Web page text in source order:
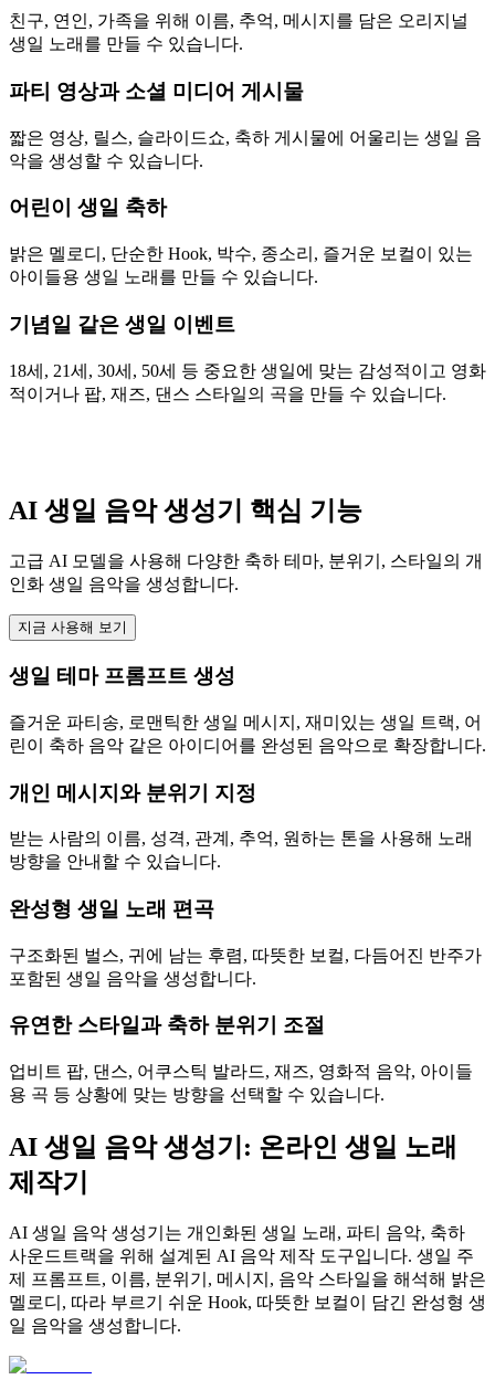
친구, 연인, 가족을 위해 이름, 추억, 메시지를 담은 오리지널
생일 노래를 만들 수 있습니다.
파티 영상과 소셜 미디어 게시물
짧은 영상, 릴스, 슬라이드쇼, 축하 게시물에 어울리는 생일 음
악을 생성할 수 있습니다.
어린이 생일 축하
밝은 멜로디, 단순한 Hook, 박수, 종소리, 즐거운 보컬이 있는
아이들용 생일 노래를 만들 수 있습니다.
기념일 같은 생일 이벤트
18세, 21세, 30세, 50세 등 중요한 생일에 맞는 감성적이고 영화
적이거나 팝, 재즈, 댄스 스타일의 곡을 만들 수 있습니다.
AI 생일 음악 생성기 핵심 기능
고급 AI 모델을 사용해 다양한 축하 테마, 분위기, 스타일의 개
인화 생일 음악을 생성합니다.
지금 사용해 보기
생일 테마 프롬프트 생성
즐거운 파티송, 로맨틱한 생일 메시지, 재미있는 생일 트랙, 어
린이 축하 음악 같은 아이디어를 완성된 음악으로 확장합니다.
개인 메시지와 분위기 지정
받는 사람의 이름, 성격, 관계, 추억, 원하는 톤을 사용해 노래
방향을 안내할 수 있습니다.
완성형 생일 노래 편곡
구조화된 벌스, 귀에 남는 후렴, 따뜻한 보컬, 다듬어진 반주가
포함된 생일 음악을 생성합니다.
유연한 스타일과 축하 분위기 조절
업비트 팝, 댄스, 어쿠스틱 발라드, 재즈, 영화적 음악, 아이들
용 곡 등 상황에 맞는 방향을 선택할 수 있습니다.
AI 생일 음악 생성기: 온라인 생일 노래
제작기
AI 생일 음악 생성기는 개인화된 생일 노래, 파티 음악, 축하
사운드트랙을 위해 설계된 AI 음악 제작 도구입니다. 생일 주
제 프롬프트, 이름, 분위기, 메시지, 음악 스타일을 해석해 밝은
멜로디, 따라 부르기 쉬운 Hook, 따뜻한 보컬이 담긴 완성형 생
일 음악을 생성합니다.